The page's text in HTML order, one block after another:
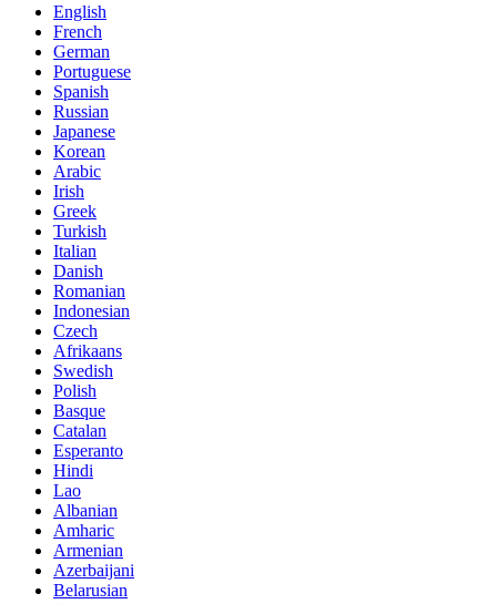
English
French
German
Portuguese
Spanish
Russian
Japanese
Korean
Arabic
Irish
Greek
Turkish
Italian
Danish
Romanian
Indonesian
Czech
Afrikaans
Swedish
Polish
Basque
Catalan
Esperanto
Hindi
Lao
Albanian
Amharic
Armenian
Azerbaijani
Belarusian